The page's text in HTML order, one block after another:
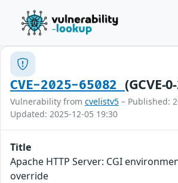
CVE-2025-65082 (GCVE-
Vulnerability from cvelistv5 – Published:
Updated: 2025-12-05 19:30
Title
Apache HTTP Server: CGI
override